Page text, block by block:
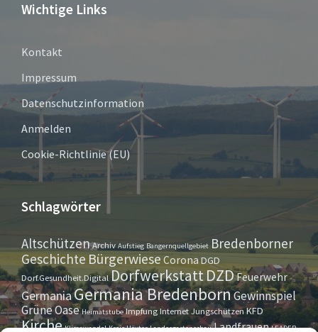
Wichtige Links
Kontakt
Impressum
Datenschutzinformation
Anmelden
Cookie-Richtlinie (EU)
Schlagwörter
AltschützenArchiv Aufstieg Bangernquellgebiet Bredenborner
Geschichte Bürgerwiese CoronaDGD
Dorf.Gesundheit.Digital DorfwerkstattDZDFeuerwehr
GermaniaGermania BredenbornGewinnspiel
Grüne Oase Heimatstube ImpfungInternetJungschützenKFD
Kirche Klimawandel Kreis Höxter Landesgartenschau Landfrauen LEADER